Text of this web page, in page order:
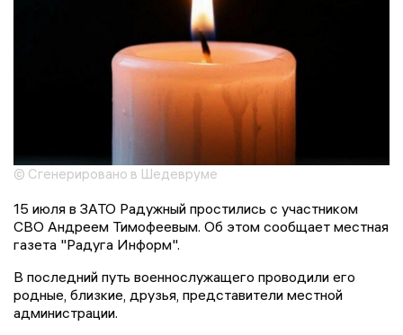
© Сгенерировано в Шедевруме
15 июля в ЗАТО Радужный простились с участником
СВО Андреем Тимофеевым. Об этом сообщает местная
газета "Радуга Информ".
В последний путь военнослужащего проводили его
родные, близкие, друзья, представители местной
администрации.